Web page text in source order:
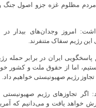
مردم مظلوم غزه جزو اصول جنگ
امروز وجدان‌های بیدار در
رژیم سفاک متنفرند.
پاسخگویی ایران در برابر حمله
اما از حقوق ملت و کشور
رژیم صهیونیستی خواهیم داد.
اگر تجاوزهای رژیم
خواهد یافت و می‌دانیم که